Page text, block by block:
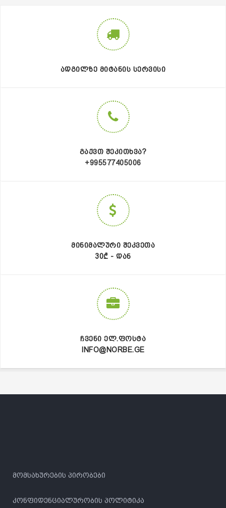
ᲐᲓᲒᲘᲚᲖᲔ ᲛᲘᲢᲐᲜᲘᲡ ᲡᲔᲠᲕᲘᲡᲘ
ᲒᲐᲥᲕᲗ ᲨᲔᲙᲘᲗᲮᲕᲐ?
+995577405006
ᲛᲘᲜᲘᲛᲐᲚᲣᲠᲘ ᲨᲔᲙᲕᲔᲗᲐ
30₾ - ᲓᲐᲜ
ᲩᲕᲔᲜᲘ ᲔᲚ.ᲤᲝᲡᲢᲐ
INFO@NORBE.GE
მომსახურების პირობები
კონფიდენციალურობის პოლიტიკა